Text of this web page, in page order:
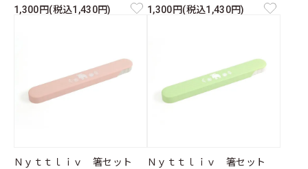
1,300円(税込1,430円)
1,300円(税込1,430円)
Ｎｙｔｔｌｉｖ 箸セット
Ｎｙｔｔｌｉｖ 箸セット